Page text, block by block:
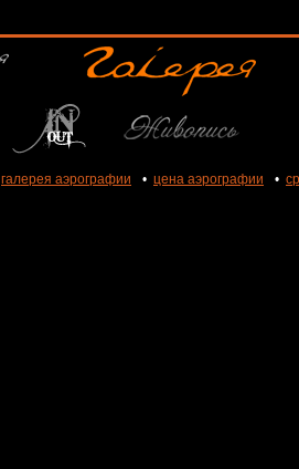
галерея аэрографии • цена аэрографии •